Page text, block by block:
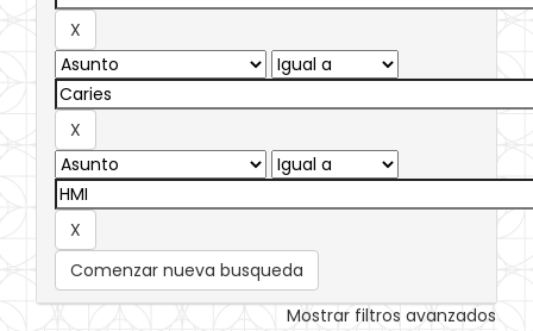
Comenzar nueva busqueda
Mostrar filtros avanzados